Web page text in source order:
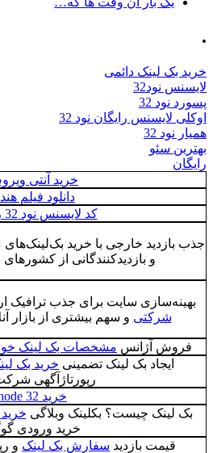
.
خرید بک لینک دائمی
لایسنس نود32
پسورد نود 32
اوکلی لایسنس رایگان نود 32
همیار نود 32
بهترین سئو
رایگان
خرید آنتی
دانلود فیلم
کد لایسنس نود 32 رایگان
جذب بازدید خارجی با خرید بک‌لینک‌های
و بازدیدکنندگانی از
بهینه‌سازی سایت برای جذب ترافیک
شرکتی و سهم بیشتری از بازار
فروش آژانس مشخصات بک لینک
ایجاد بک لینک تضمینی خرید بک
رپورتاژآگهی
خرید node 32
بک لینک چیست؟ بکلینک وبلاگی
خرید ورودی
قیمت بازدید سفارش بک لینک و